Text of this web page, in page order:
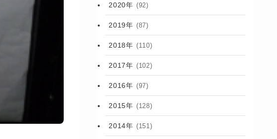
2020年 (92)
2019年 (87)
2018年 (110)
2017年 (102)
2016年 (97)
2015年 (128)
2014年 (151)